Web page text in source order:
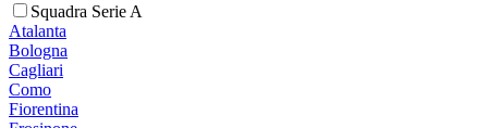
Squadra Serie A
Atalanta
Bologna
Cagliari
Como
Fiorentina